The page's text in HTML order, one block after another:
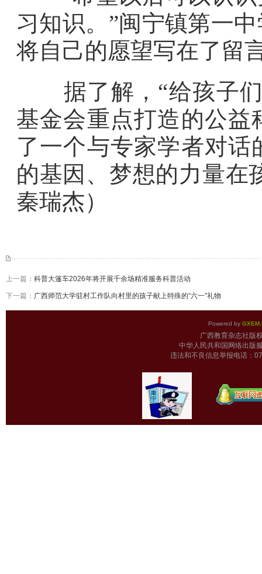
习知识。”闽宁镇第一
将自己的愿望写在了留
据了解，“给孩子们
基金会重点打造的公益
了一个与专家学者对
的基因、梦想的力量在
秦瑞杰）
上一篇： 科普大篷车2026年将开展千余场精准服务科普活动
下一篇： 广西师范大学驻村工作队向村里的孩子献上特殊的“六一”礼物
Powered by
广西教育杂志
中华人民共和国网络出版
违法和不良信息举报电话：